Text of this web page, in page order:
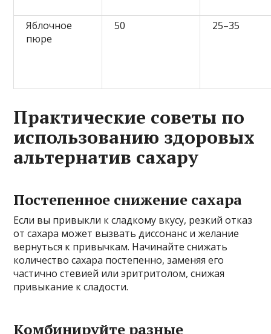
Яблочное
пюре
50 25–35
Практические советы по
использованию здоровых
альтернатив сахару
Постепенное снижение сахара
Если вы привыкли к сладкому вкусу, резкий отказ
от сахара может вызвать диссонанс и желание
вернуться к привычкам. Начинайте снижать
количество сахара постепенно, заменяя его
частично стевией или эритритолом, снижая
привыкание к сладости.
Комбинируйте разные